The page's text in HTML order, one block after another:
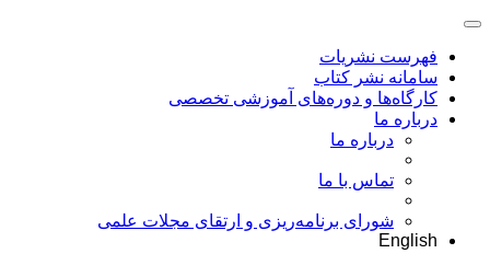
فهرست نشریات
سامانه نشر کتاب
کارگاه‌ها و دوره‌های آموزشی تخصصی
درباره ما
درباره ما
تماس با ما
شورای برنامه‌ریزی و ارتقای مجلات علمی
English